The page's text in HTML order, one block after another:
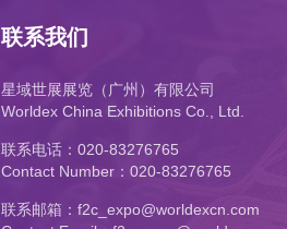
联系我们
星域世展展览（广州）有限公司
Worldex China Exhibitions Co., Ltd.
联系电话：020-83276765
Contact Number：020-83276765
联系邮箱：f2c_expo@worldexcn.com